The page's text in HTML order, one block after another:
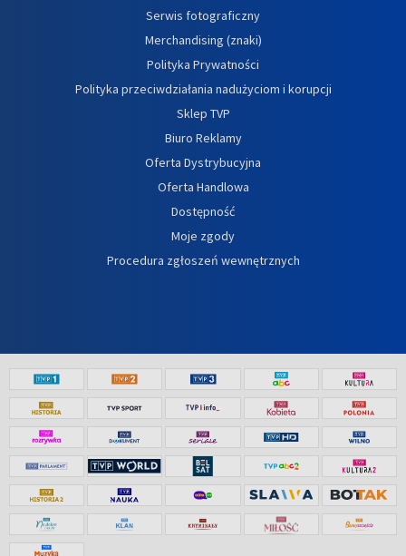
Serwis fotograficzny
Merchandising (znaki)
Polityka Prywatności
Polityka przeciwdziałania nadużyciom i korupcji
Sklep TVP
Biuro Reklamy
Oferta Dystrybucyjna
Oferta Handlowa
Dostępność
Moje zgody
Procedura zgłoszeń wewnętrznych